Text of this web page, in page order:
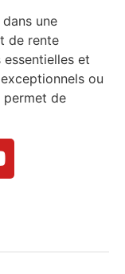
une
de rente
et
ou
permet de